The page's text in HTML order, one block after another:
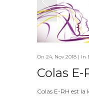
On 24, Nov 2018 | In
Colas E-
Colas E-RH est la